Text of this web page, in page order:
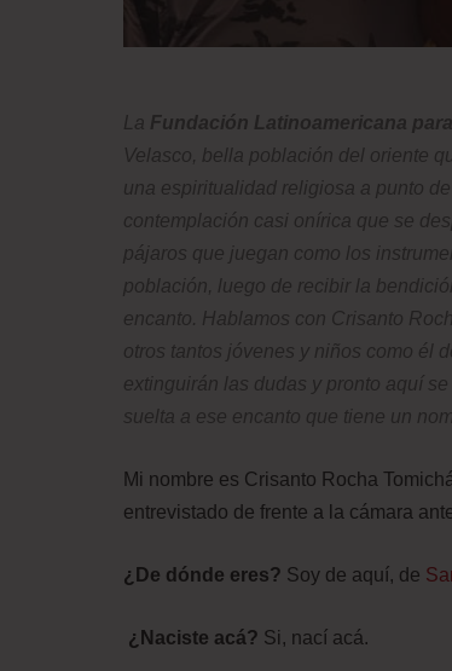
La Fundación Latinoamericana
Velasco, bella población del oriente
una espiritualidad religiosa a punto
contemplación casi onírica que se
pájaros que juegan como los
población, luego de recibir la
encanto. Hablamos con Crisanto
otros tantos jóvenes y niños como él
extinguirán las dudas y pronto aquí
suelta a ese encanto que tiene un
Mi nombre es Crisanto Rocha
entrevistado de frente a la cámara
¿De dónde eres? Soy de aquí, de
¿Naciste acá? Si, nací acá.